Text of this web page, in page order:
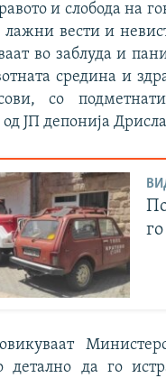
и слобода на
вести и
во заблуда и
средина и
со
ЈП депонија
детално да го